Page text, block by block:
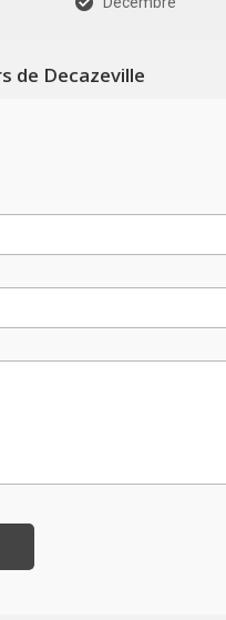
de Decazeville